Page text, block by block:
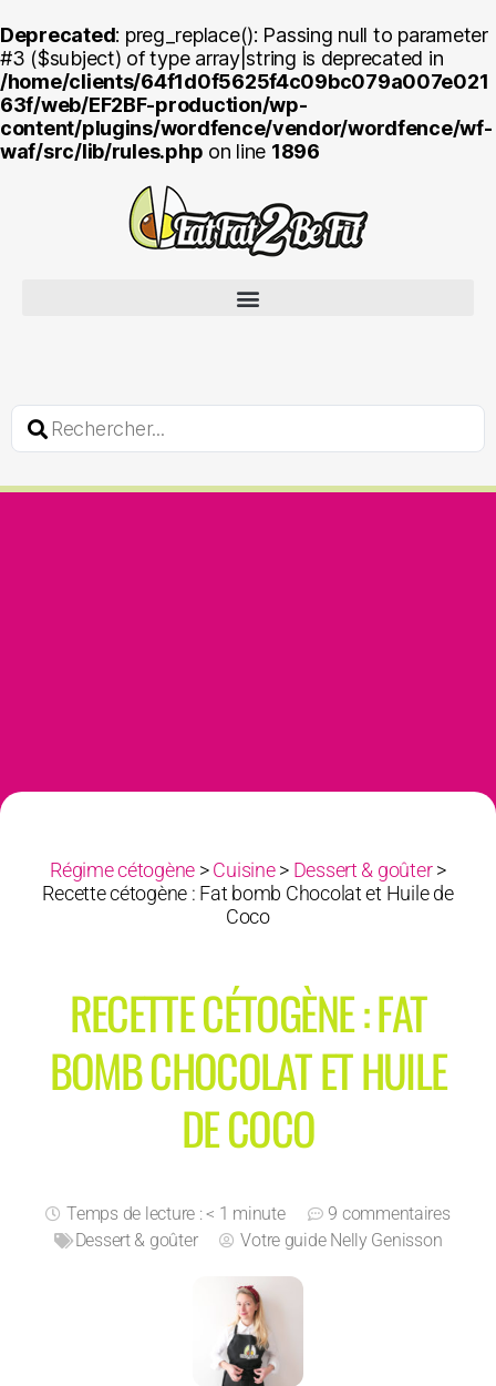
Deprecated: preg_replace(): Passing null to parameter
#3 ($subject) of type array|string is deprecated in
/home/clients/64f1d0f5625f4c09bc079a007e021
63f/web/EF2BF-production/wp-
content/plugins/wordfence/vendor/wordfence/wf-
waf/src/lib/rules.php on line 1896
Régime cétogène >Cuisine> Dessert & goûter>
Recette cétogène : Fat bomb Chocolat et Huile de
Coco
RECETTE CÉTOGÈNE : FAT
BOMB CHOCOLAT ET HUILE
DE COCO
Temps de lecture : < 1 minute
9 commentaires
Dessert & goûter
Votre guideNelly Genisson